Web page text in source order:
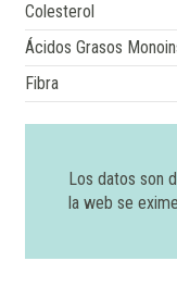
Colesterol
Ácidos Grasos
Fibra
Los datos son
la web se